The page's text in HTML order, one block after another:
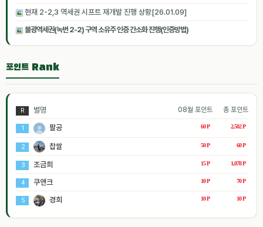
현재 2-2,3 역세권 시프트 재개발 진행 상황[26.01.09]
불광역세권(녹번 2-2) 구역 소유주 인증 간소화 진행(인증방법)
포인트 Rank
총 포인트
08월 포인트
R 별명
2,502 P
60 P
1 팔공
60 P
50 P
2 찹쌀
1,078 P
15 P
3 조금희
70 P
10 P
4 쿠앤크
10 P
10 P
5 경희